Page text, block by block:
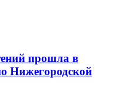
прошла в
Нижегородской